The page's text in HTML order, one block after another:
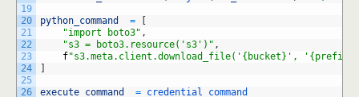
19
20
21
22
23
24
25
26
python_command =
"import boto3" ,
"s3 = boto3.resource('s3')" ,
f"s3.meta.client.download_file('{bucket}',
execute_command = credential_command